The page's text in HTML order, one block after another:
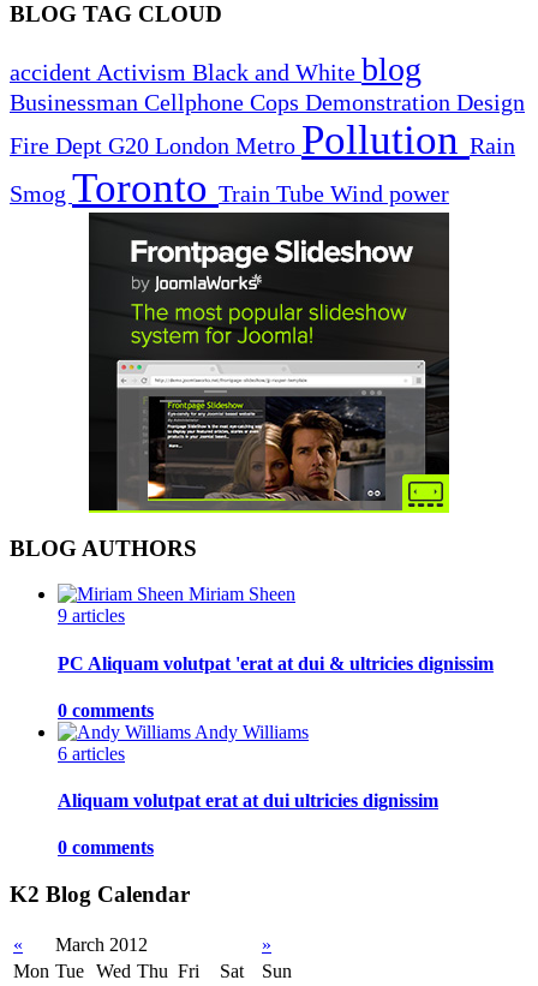
BLOG TAG CLOUD
accident Activism Black and White blog
Businessman Cellphone Cops Demonstration Design
Fire Dept G20 London Metro Pollution Rain
Smog Toronto Train Tube Wind power
BLOG AUTHORS
Miriam Sheen
9 articles
PC Aliquam volutpat 'erat at dui & ultricies dignissim
0 comments
Andy Williams
6 articles
Aliquam volutpat erat at dui ultricies dignissim
0 comments
K2 Blog Calendar
« March 2012
»
Mon Tue Wed Thu Fri Sat
Sun